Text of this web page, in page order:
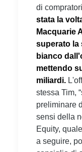
di
stata la
Macquarie
superato la
bianco
mettendo
miliardi.
stessa Tim,
preliminare
sensi della
Equity,
a seguire,